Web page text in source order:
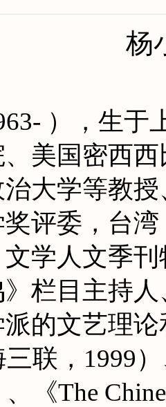
杨
），生于
、美国密西
大学等教
评委，台
文学人文季
》栏目主持
的文艺理
三联，1999
《The